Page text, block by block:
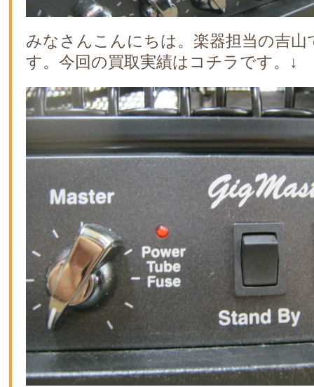
みなさんこんにちは。楽器担当の吉山
す。今回の買取実績はコチラです。↓